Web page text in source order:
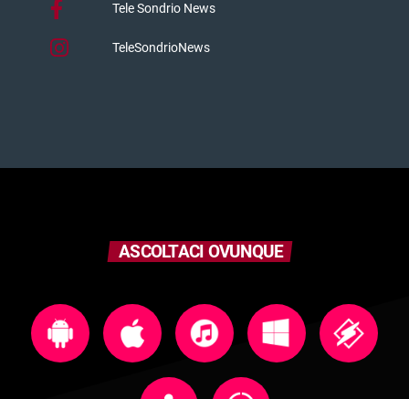
Tele Sondrio News
TeleSondrioNews
ASCOLTACI OVUNQUE